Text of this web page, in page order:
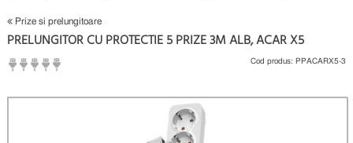
Prize si prelungitoare
PRELUNGITOR CU PROTECTIE 5 PRIZE 3M ALB, ACAR X5
Fii primul care scrie un review
Cod produs: PPACARX5-3